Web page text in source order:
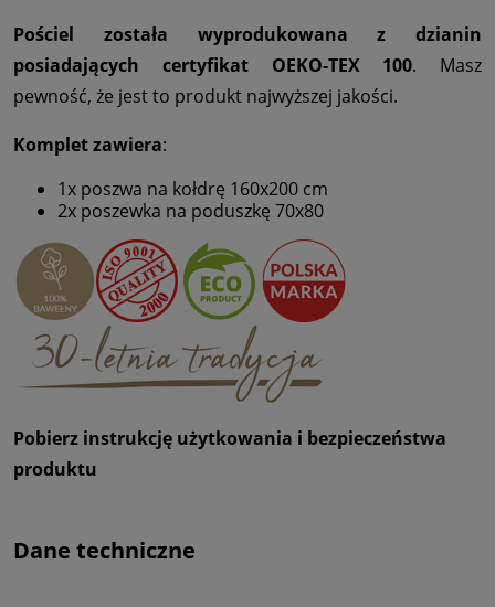
Pościel została wyprodukowana z dzianin
posiadających certyfikat OEKO-TEX 100. Masz
pewność, że jest to produkt najwyższej jakości.
Komplet zawiera:
1x poszwa na kołdrę 160x200 cm
2x poszewka na poduszkę 70x80
Pobierz instrukcję użytkowania i bezpieczeństwa
produktu
Dane techniczne